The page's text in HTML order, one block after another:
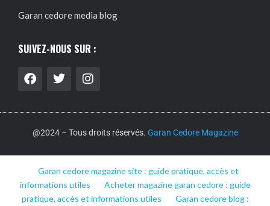
Garan cedore media blog
SUIVEZ-NOUS SUR :
@2024 – Tous droits réservés. Garan Cedore Magazine
Garan cedore magazine site : guide pratique, accès et
informations utiles
Acheter magazine garan cedore : guide
pratique, accès et informations utiles
Garan cedore blog :